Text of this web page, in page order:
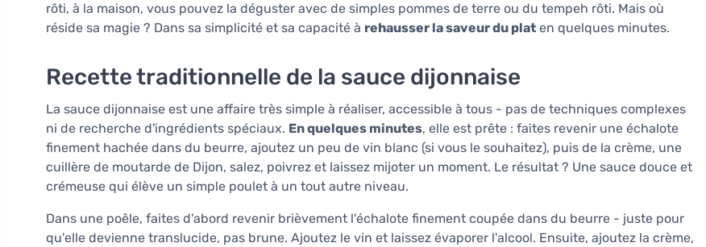
rôti, à la maison, vous pouvez la déguster avec de simples pommes de terre ou du tempeh rôti. Mais où
réside sa magie ? Dans sa simplicité et sa capacité à rehausser la saveur du plat en quelques minutes.
Recette traditionnelle de la sauce dijonnaise
La sauce dijonnaise est une affaire très simple à réaliser, accessible à tous - pas de techniques complexes
ni de recherche d'ingrédients spéciaux. En quelques minutes, elle est prête : faites revenir une échalote
finement hachée dans du beurre, ajoutez un peu de vin blanc (si vous le souhaitez), puis de la crème, une
cuillère de moutarde de Dijon, salez, poivrez et laissez mijoter un moment. Le résultat ? Une sauce douce et
crémeuse qui élève un simple poulet à un tout autre niveau.
Dans une poêle, faites d'abord revenir brièvement l'échalote finement coupée dans du beurre - juste pour
qu'elle devienne translucide, pas brune. Ajoutez le vin et laissez évaporer l'alcool. Ensuite, ajoutez la crème,